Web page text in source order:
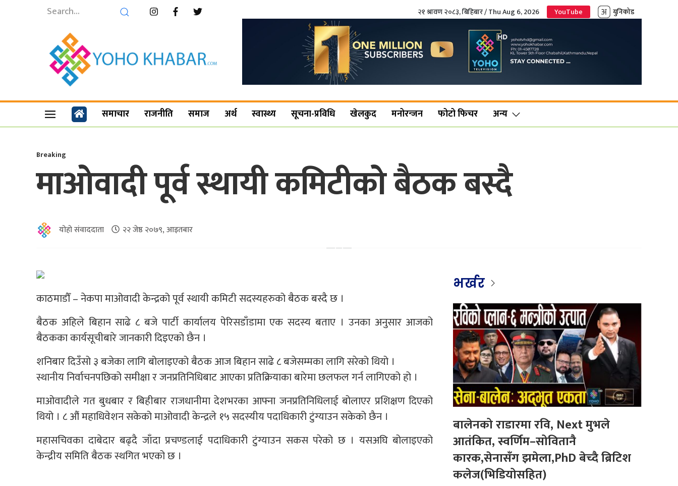
२१ श्रावण २०८३, बिहिबार / Thu Aug 6, 2026 YouTube युनिकोड
समाचार राजनीति समाज अर्थ स्वास्थ्य सूचना-प्रविधि खेलकुद मनोरन्जन फोटो फिचर अन्य
Breaking
माओवादी पूर्व स्थायी कमिटीको बैठक बस्दै
योहो संवाददाता २२ जेष्ठ २०७९, आइतबार
काठमाडौँ – नेकपा माओवादी केन्द्रको पूर्व स्थायी कमिटी सदस्यहरुको बैठक बस्दै छ ।
बैठक अहिले बिहान साढे ८ बजे पार्टी कार्यालय पेरिसडाँडामा एक सदस्य बताए । उनका अनुसार आजको
बैठकका कार्यसूचीबारे जानकारी दिइएको छैन ।
शनिबार दिउँसो ३ बजेका लागि बोलाइएको बैठक आज बिहान साढे ८ बजेसम्मका लागि सरेको थियो ।
स्थानीय निर्वाचनपछिको समीक्षा र जनप्रतिनिधिबाट आएका प्रतिक्रियाका बारेमा छलफल गर्न लागिएको हो ।
माओवादीले गत बुधबार र बिहीबार राजधानीमा देशभरका आफ्ना जनप्रतिनिधिलाई बोलाएर प्रशिक्षण दिएको
थियो । ८ औं महाधिवेशन सकेको माओवादी केन्द्रले १५ सदस्यीय पदाधिकारी टुंग्याउन सकेको छैन ।
महासचिवका दाबेदार बढ्दै जाँदा प्रचण्डलाई पदाधिकारी टुंग्याउन सकस परेको छ । यसअघि बोलाइएको
केन्द्रीय समिति बैठक स्थगित भएको छ ।
भर्खर
बालेनको राडारमा रवि, Next मुभले
आतंकित, स्वर्णिम–सोवितानै
कारक,सेनासँग झमेला,PhD बेच्दै ब्रिटिश
कलेज(भिडियोसहित)